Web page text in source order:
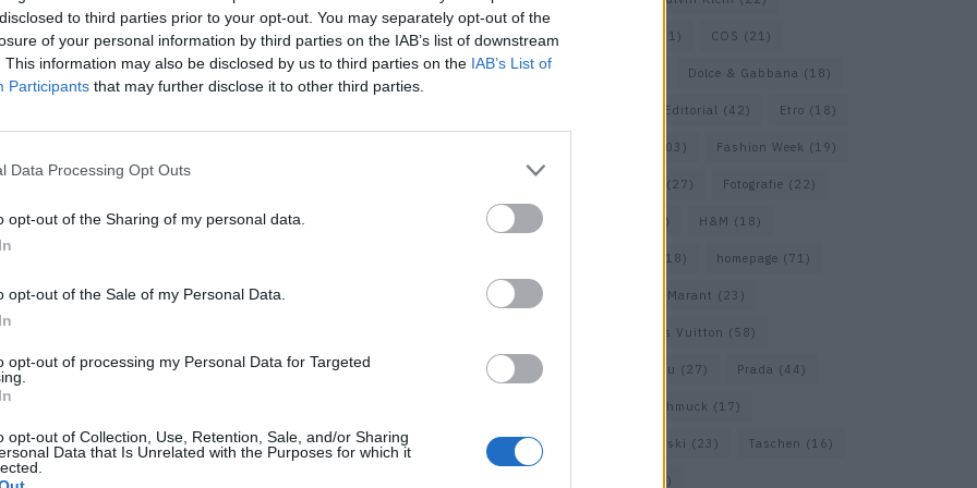
to third parties prior to your opt-out. You may separately opt-out of the
of your personal information by third parties on the IAB’s list of downstream
This information may also be disclosed by us to third parties on the IAB’s List of
Participants that may further disclose it to other third parties.
Data Processing Opt Outs
opt-out of the Sharing of my personal data.
opt-out of the Sale of my Personal Data.
opt-out of processing my Personal Data for Targeted
opt-out of Collection, Use, Retention, Sale, and/or Sharing
Data that Is Unrelated with the Purposes for which it
nimmt einen Kredit in Wert von 200’000 DM auf, um
oder Heidemarie Sander? Klingt viel zu süss und
Jil Sander ist schnell klar: Hier geht es um
Mode, hergestellt aus hochwertigen und
Problem ist der richtige Zeitpunkt: schlicht
zeigt eher pompöse Kleider und schrille Muster…
viel. Nachdem sie 1979 gemeinsam mit der
lanciert, präsentiert sie ihre puristische sowie
und trifft dort auf überwiegend
Jil Sander als Marke beginnt!
aber trotzdem nicht gerne allein. Sobald sie mit
wohl. Sie ist kontrollbesessen und verbringt Tage
aus Italien nach Hamburg gebracht und von Jil
verbringt sie ihr Dasein im Hamburger Stadtteil
Lebenspartnerin Angelica „Dickie“ Mommsen nach
an der Universität für angewandte Kunst in Wien.
Cartier(25) (71) COS (21)
Diesel (16) Dolce & Gabbana (18)
Editorial (42) Etro (18)
(103) Fashion Week (19)
(27) Fotografie (22)
Gucci (69) (17) H&M (18)
(18) homepage (71)
Interview Isabel Marant (23)
Louis Vuitton (58)
Max Mara Miu Miu (27) Prada (44)
Schmuck (17)
Sportmax Swarovski (23) Taschen (16)
(33)